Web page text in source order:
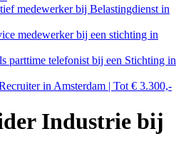
medewerker bij Belastingdienst in
medewerker bij een stichting in
parttime telefonist bij een Stichting in
in Amsterdam | Tot € 3.300,-
Industrie bij